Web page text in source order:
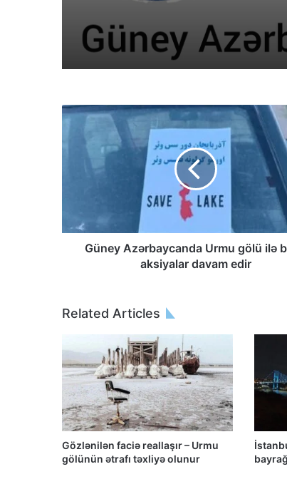
Güney Azərbaycanda Urmu gölü ilə
aksiyalar davam edir
Related Articles
Gözlənilən faciə reallaşır – Urmu
gölünün ətrafı təxliyə olunur